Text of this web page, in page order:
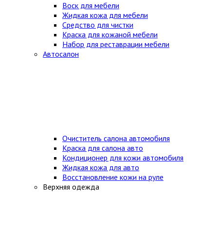
Воск для мебели
Жидкая кожа для мебели
Средство для чистки
Краска для кожаной мебели
Набор для реставрации мебели
Автосалон
Очиститель салона автомобиля
Краска для салона авто
Кондиционер для кожи автомобиля
Жидкая кожа для авто
Восстановление кожи на руле
Верхняя одежда